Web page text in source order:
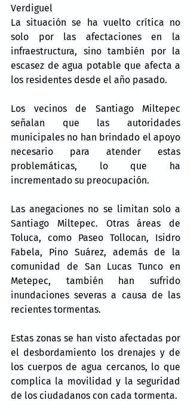
Verdiguel
La situación se ha vuelto crítica no
solo por las afectaciones en la
infraestructura, sino también por la
escasez de agua potable que afecta a
los residentes desde el año pasado.
Los vecinos de Santiago Miltepec
señalan que las autoridades
municipales no han brindado el apoyo
necesario para atender estas
problemáticas, lo que ha
incrementado su preocupación.
Las anegaciones no se limitan solo a
Santiago Miltepec. Otras áreas de
Toluca, como Paseo Tollocan, Isidro
Fabela, Pino Suárez, además de la
comunidad de San Lucas Tunco en
Metepec, también han sufrido
inundaciones severas a causa de las
recientes tormentas.
Estas zonas se han visto afectadas por
el desbordamiento los drenajes y de
los cuerpos de agua cercanos, lo que
complica la movilidad y la seguridad
de los ciudadanos con cada tormenta.